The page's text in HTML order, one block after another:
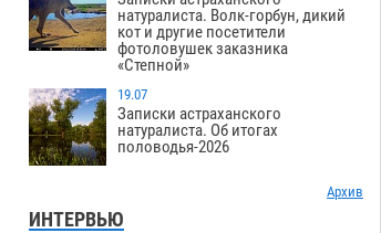
натуралиста. Волк-горбун, дикий
кот и другие посетители
фотоловушек заказника
«Степной»
19.07
Записки астраханского
натуралиста. Об итогах
половодья-2026
Архив
ИНТЕРВЬЮ